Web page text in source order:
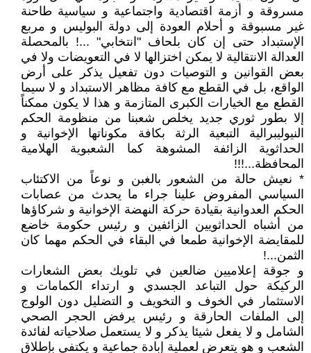
مسروقة و أزمة اقتصادية واجتماعية و سياسية طاحنة
غير مسبوقة و أحلام العودة إلى دولة البوليس و مربع
الإستبداد حتى إن كان بلحاف "انتخابي" ...! بالمحصلة
العدالة الانتقالية لا يمكن اختزالها لا في التعويضات ولا في
بعض القوانين و التوصيات دون تفعيل يذكر على أرض
الواقع، بل في القطع مع كافة مظاهر الاستبداد و لا سيما
القطع مع الخيارات الكبرى المتازمة و هذا لا يكون ممكناً
إلا بطور ثوري جديد يخلص شعبنا من منظومة الحكم
النيوليبرالية التبعية الرثة بكافة مكوناتها الإخوانية و
الحداثوية الزائفة المشوهة كما الشعبوية الهلامية
المحافظة...!!!
* نعيش حالة من الشعور بالغبن و نوعاً من الاكتئاب
السياسي المفروض علينا جراء ما يحدث من عصابات
الحكم العدوانية بقيادة حركة النهضة الإخوانية و شركاؤها
من أشباه الحداثويين الزائفين و رئيس حكومة خاضع
للمقايضة الإخوانية طمعا في البقاء في الحكم مهما كان
الثمن...!
و جوقة إعلاميين ضالعين في تلويك بعض الشعارات
الركيكة حول التباعد الجسدي و ارتداء الكمامات و
الاستثمار في الخوف و التخويف و التضليل دون الولوج
إلى الملفات الحارقة و رئيس يرفض الحجر الصحي
الشامل و لا يفعل شيئا يذكر و لا يستعمل صلاحياته لفائدة
الشعب و هو يتعرض لعملية إبادة جماعية و يكتفي بإطلاق